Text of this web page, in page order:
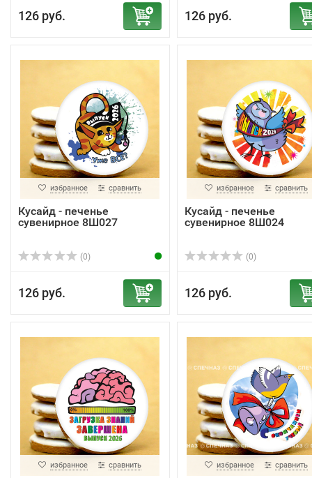
126 руб. 126 руб.
избранное сравнить
Кусайд - печенье
сувенирное 8Ш027
(0)
126 руб.
избранное сравнить
Кусайд - печенье
сувенирное 8Ш024
(0)
126 руб.
избранное сравнить избранное сравнить